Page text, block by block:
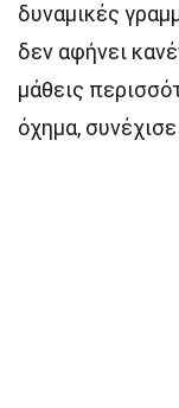
δυναμικές
δεν αφήνει
μάθεις
όχημα,